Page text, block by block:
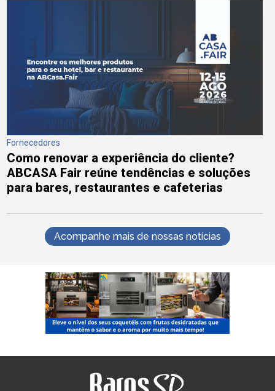
Fornecedores
Como renovar a experiência do cliente?
ABCASA Fair reúne tendências e soluções
para bares, restaurantes e cafeterias
Acompanhe mais de nossas notícias